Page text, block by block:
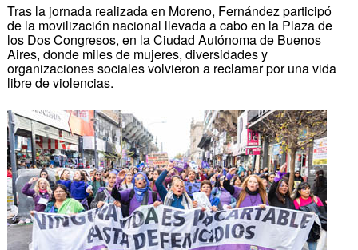
Tras la jornada realizada en Moreno, Fernández participó
de la movilización nacional llevada a cabo en la Plaza de
los Dos Congresos, en la Ciudad Autónoma de Buenos
Aires, donde miles de mujeres, diversidades y
organizaciones sociales volvieron a reclamar por una vida
libre de violencias.